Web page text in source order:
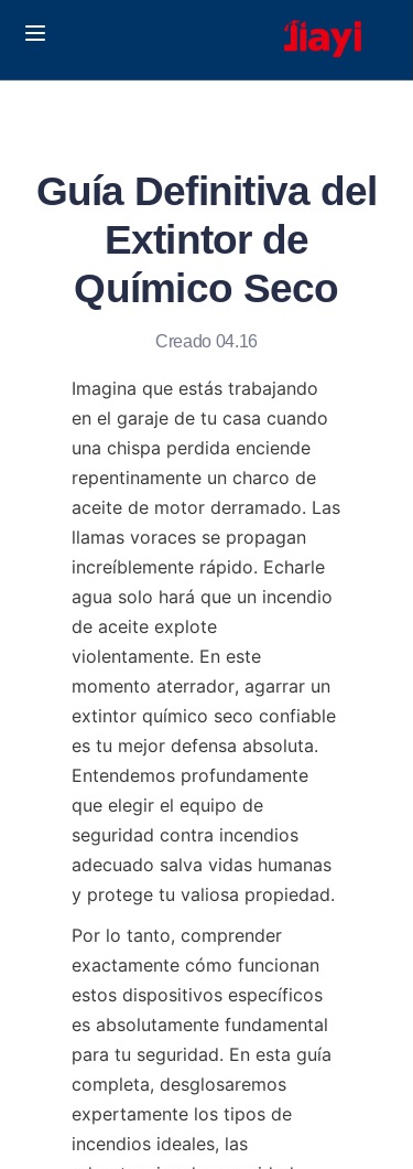
Guía Definitiva del
Extintor de
Químico Seco
Creado 04.16
Imagina que estás trabajando
en el garaje de tu casa cuando
una chispa perdida enciende
repentinamente un charco de
aceite de motor derramado. Las
llamas voraces se propagan
increíblemente rápido. Echarle
agua solo hará que un incendio
de aceite explote
violentamente. En este
momento aterrador, agarrar un
extintor químico seco confiable
es tu mejor defensa absoluta.
Entendemos profundamente
que elegir el equipo de
seguridad contra incendios
adecuado salva vidas humanas
y protege tu valiosa propiedad.
Por lo tanto, comprender
exactamente cómo funcionan
estos dispositivos específicos
es absolutamente fundamental
para tu seguridad. En esta guía
completa, desglosaremos
expertamente los tipos de
incendios ideales, las
Solutions